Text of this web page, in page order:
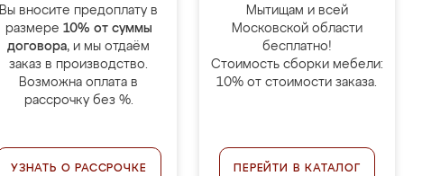
Вы вносите предоплату в
размере 10% от суммы
договора, и мы отдаём
заказ в производство.
Возможна оплата в
рассрочку без %.
УЗНАТЬ О РАССРОЧКЕ
Мытищам и всей
Московской области
бесплатно!
Стоимость сборки мебели:
10% от стоимости заказа.
ПЕРЕЙТИ В КАТАЛОГ